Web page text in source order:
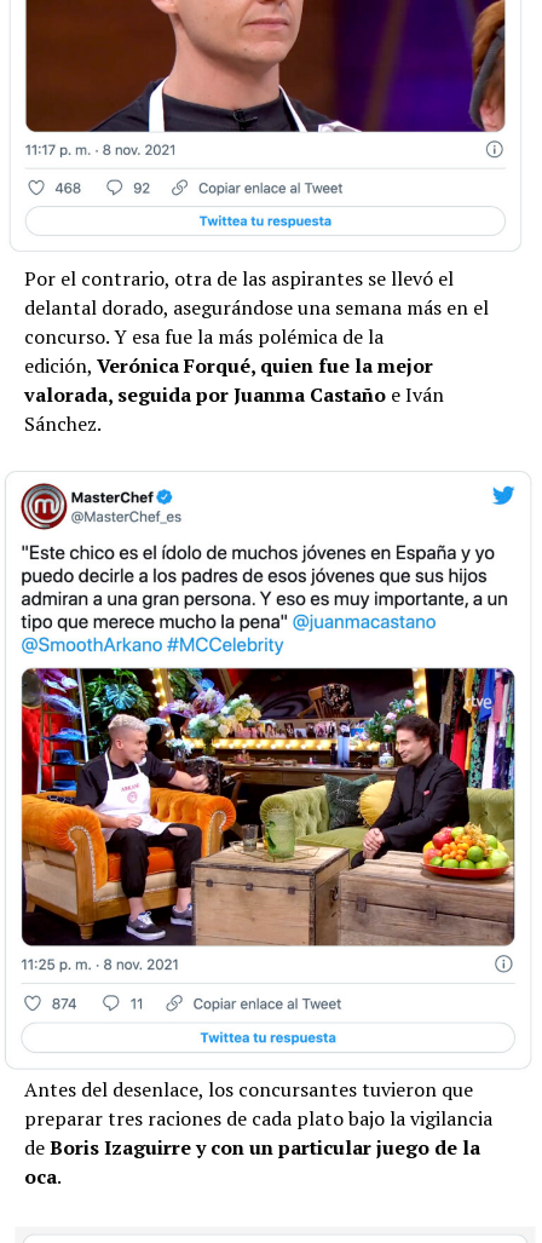
Por el contrario, otra de las aspirantes se llevó el
delantal dorado, asegurándose una semana más en el
concurso. Y esa fue la más polémica de la
edición, Verónica Forqué, quien fue la mejor
valorada, seguida por Juanma Castaño e Iván
Sánchez.
Antes del desenlace, los concursantes tuvieron que
preparar tres raciones de cada plato bajo la vigilancia
deBoris Izaguirre y con un particular juego de la
oca.